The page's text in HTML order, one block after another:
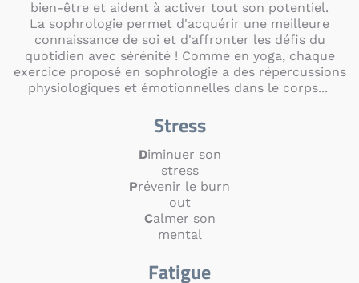
bien-être et aident à activer tout son potentiel.
La sophrologie permet d'acquérir une meilleure
connaissance de soi et d'affronter les défis du
quotidien avec sérénité ! Comme en yoga, chaque
exercice proposé en sophrologie a des répercussions
physiologiques et émotionnelles dans le corps...
Stress
Diminuer son
stress
Prévenir le burn
out
Calmer son
mental
Fatigue